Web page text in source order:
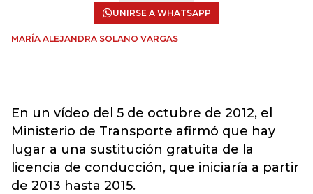
UNIRSE A WHATSAPP
MARÍA ALEJANDRA SOLANO VARGAS
En un vídeo del 5 de octubre de 2012, el
Ministerio de Transporte afirmó que hay
lugar a una sustitución gratuita de la
licencia de conducción, que iniciaría a partir
de 2013 hasta 2015.